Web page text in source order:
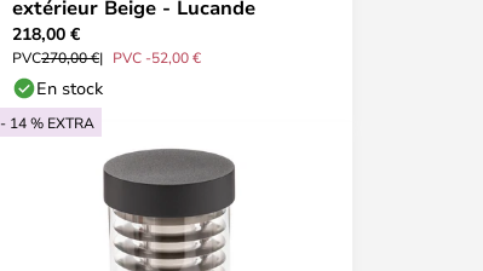
extérieur Beige - Lucande
218,00 €
PVC270,00 € PVC -52,00 €
En stock
- 14 % EXTRA